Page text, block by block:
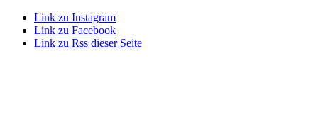
Link zu Instagram
Link zu Facebook
Link zu Rss dieser Seite